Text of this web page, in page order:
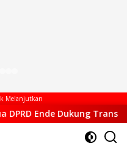
Melanjutkan
Transformasi Digital,